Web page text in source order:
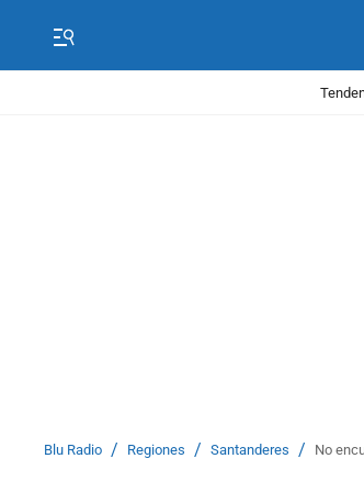
Blu Radio / Regiones / Santanderes / No